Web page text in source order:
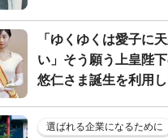
「ゆくゆくは愛子に
い」そう願う上皇陛
悠仁さま誕生を利用
選ばれる企業になるために